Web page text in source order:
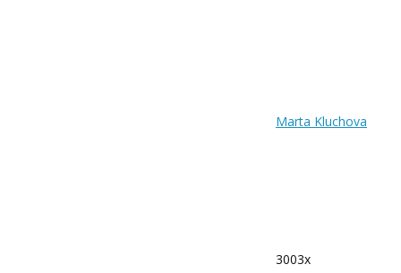
Marta Kluchova
3003x